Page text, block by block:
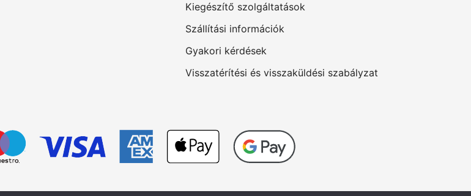
Kiegészítő szolgáltatások
Szállítási információk
Gyakori kérdések
Visszatérítési és visszaküldési szabályzat